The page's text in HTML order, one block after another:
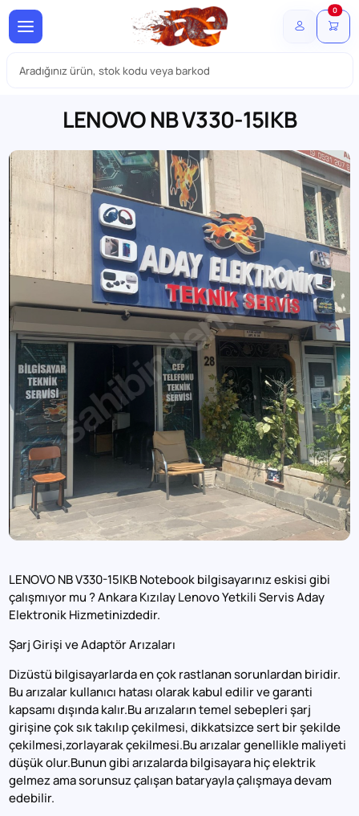
0
LENOVO NB V330-15IKB
LENOVO NB V330-15IKB Notebook bilgisayarınız eskisi gibi
çalışmıyor mu ? Ankara Kızılay Lenovo Yetkili Servis Aday
Elektronik Hizmetinizdedir.
Şarj Girişi ve Adaptör Arızaları
Dizüstü bilgisayarlarda en çok rastlanan sorunlardan biridir.
Bu arızalar kullanıcı hatası olarak kabul edilir ve garanti
kapsamı dışında kalır.Bu arızaların temel sebepleri şarj
girişine çok sık takılıp çekilmesi, dikkatsizce sert bir şekilde
çekilmesi,zorlayarak çekilmesi.Bu arızalar genellikle maliyeti
düşük olur.Bunun gibi arızalarda bilgisayara hiç elektrik
gelmez ama sorunsuz çalışan bataryayla çalışmaya devam
edebilir.